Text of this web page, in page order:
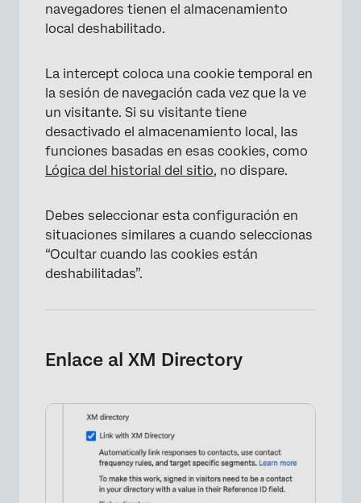
×
navegadores tienen el almacenamiento
local deshabilitado.
La intercept coloca una cookie temporal en
la sesión de navegación cada vez que la ve
un visitante. Si su visitante tiene
desactivado el almacenamiento local, las
funciones basadas en esas cookies, como
Lógica del historial del sitio, no dispare.
Debes seleccionar esta configuración en
situaciones similares a cuando seleccionas
“Ocultar cuando las cookies están
deshabilitadas”.
Enlace al XM Directory